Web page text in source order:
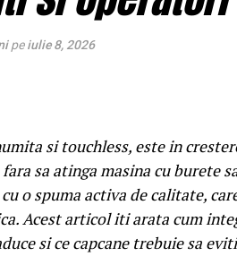
pe iulie 8, 2026
si touchless, este in
sa atinga masina cu burete
o spuma activa de calitate,
Acest articol iti arata cum
si ce capcane trebuie sa